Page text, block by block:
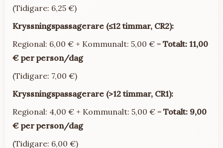
(Tidigare: 6,25 €)
Kryssningspassagerare (≤12 timmar, CR2):
Regional: 6,00 € + Kommunalt: 5,00 € = Totalt: 11,00
€ per person/dag
(Tidigare: 7,00 €)
Kryssningspassagerare (>12 timmar, CR1):
Regional: 4,00 € + Kommunalt: 5,00 € = Totalt: 9,00
€ per person/dag
(Tidigare: 6,00 €)